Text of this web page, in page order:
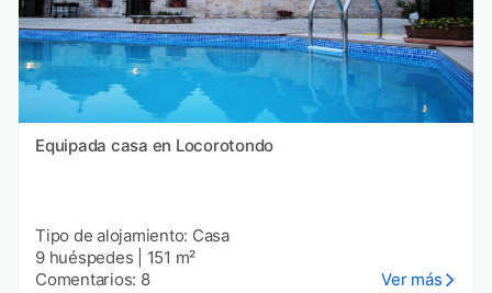
Equipada casa en Locorotondo
Tipo de alojamiento: Casa
9 huéspedes
151 m²
Comentarios: 8
Ver más